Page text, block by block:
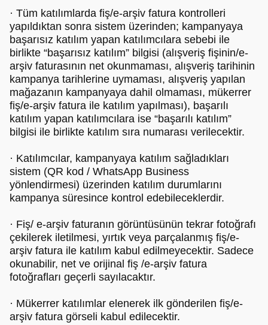
· Tüm katılımlarda fiş/e-arşiv fatura kontrolleri
yapıldıktan sonra sistem üzerinden; kampanyaya
başarısız katılım yapan katılımcılara sebebi ile
birlikte “başarısız katılım” bilgisi (alışveriş fişinin/e-
arşiv faturasının net okunmaması, alışveriş tarihinin
kampanya tarihlerine uymaması, alışveriş yapılan
mağazanın kampanyaya dahil olmaması, mükerrer
fiş/e-arşiv fatura ile katılım yapılması), başarılı
katılım yapan katılımcılara ise “başarılı katılım”
bilgisi ile birlikte katılım sıra numarası verilecektir.
· Katılımcılar, kampanyaya katılım sağladıkları
sistem (QR kod / WhatsApp Business
yönlendirmesi) üzerinden katılım durumlarını
kampanya süresince kontrol edebileceklerdir.
· Fiş/ e-arşiv faturanın görüntüsünün tekrar fotoğrafı
çekilerek iletilmesi, yırtık veya parçalanmış fiş/e-
arşiv fatura ile katılım kabul edilmeyecektir. Sadece
okunabilir, net ve orijinal fiş /e-arşiv fatura
fotoğrafları geçerli sayılacaktır.
· Mükerrer katılımlar elenerek ilk gönderilen fiş/e-
arşiv fatura görseli kabul edilecektir.